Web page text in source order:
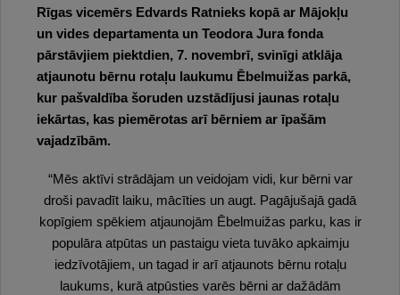
Rīgas vicemērs Edvards Ratnieks kopā ar Mājokļu
un vides departamenta un Teodora Jura fonda
pārstāvjiem piektdien, 7. novembrī, svinīgi atklāja
atjaunotu bērnu rotaļu laukumu Ēbelmuižas parkā,
kur pašvaldība šoruden uzstādījusi jaunas rotaļu
iekārtas, kas piemērotas arī bērniem ar īpašām
vajadzībām.
“Mēs aktīvi strādājam un veidojam vidi, kur bērni var
droši pavadīt laiku, mācīties un augt. Pagājušajā gadā
kopīgiem spēkiem atjaunojām Ēbelmuižas parku, kas ir
populāra atpūtas un pastaigu vieta tuvāko apkaimju
iedzīvotājiem, un tagad ir arī atjaunots bērnu rotaļu
laukums, kurā atpūsties varēs bērni ar dažādām